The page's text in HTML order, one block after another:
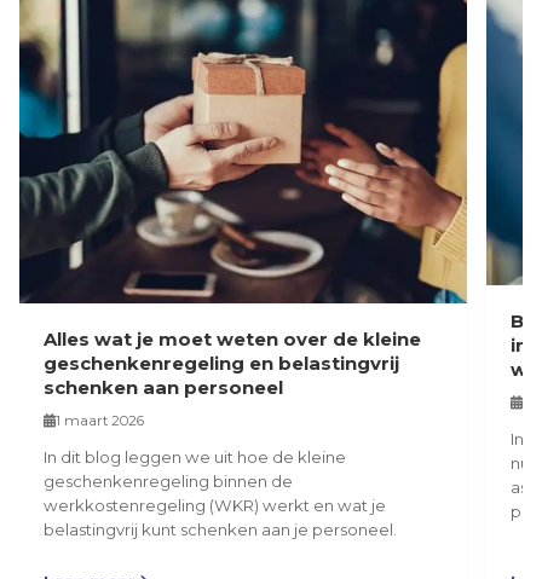
Alles wat je moet weten over de kleine
geschenkenregeling en belastingvrij
schenken aan personeel
1 maart 2026
In dit blog leggen we uit hoe de kleine
geschenkenregeling binnen de
werkkostenregeling (WKR) werkt en wat je
belastingvrij kunt schenken aan je personeel.
in
7
In